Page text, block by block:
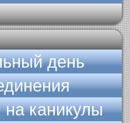
день
каникулы